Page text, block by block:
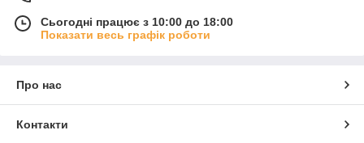
Сьогодні працює з 10:00 до 18:00
Показати весь графік роботи
Про нас
Контакти